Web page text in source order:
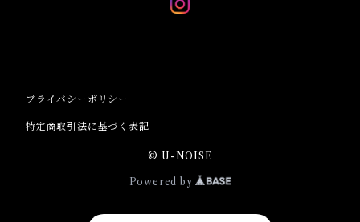
プライバシーポリシー
特定商取引法に基づく表記
© U-NOISE
Powered by